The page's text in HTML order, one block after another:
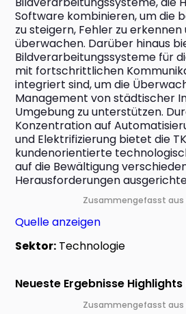
Software kombinieren, um die
zu steigern, Fehler zu
überwachen. Darüber hinaus
Bildverarbeitungssysteme für
mit fortschrittlichen
integriert sind, um die
Management von städtischer
Umgebung zu unterstützen.
Konzentration auf
und Elektrifizierung bietet die
kundenorientierte
auf die Bewältigung
Herausforderungen
Zusammengefasst aus
Quelle anzeigen
Sektor: Technologie
Neueste Ergebnisse
Zusammengefasst aus